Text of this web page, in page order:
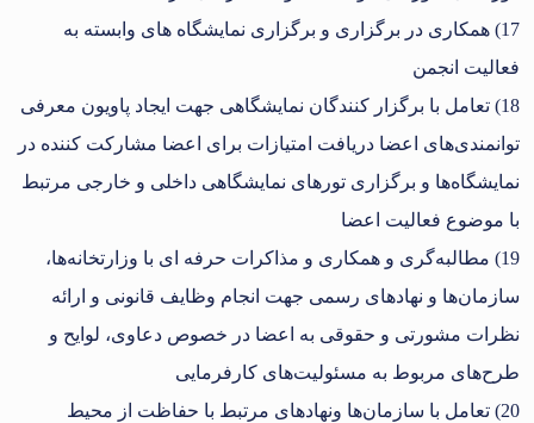
17) همکاری در برگزاری و برگزاری نمایشگاه های وابسته به
فعالیت انجمن
18) تعامل با برگزار کنندگان نمایشگاهی جهت ایجاد پاویون معرفی
توانمندی‌های اعضا دریافت امتیازات برای اعضا مشارکت کننده در
نمایشگاه‌ها و برگزاری تورهای نمایشگاهی داخلی و خارجی مرتبط
با موضوع فعالیت اعضا
19) مطالبه‌گری و همکاری و مذاکرات حرفه ای با وزارتخانه‌ها،
سازمان‌ها و نهادهای رسمی جهت انجام وظایف قانونی و ارائه
نظرات مشورتی و حقوقی به اعضا در خصوص دعاوی، لوایح و
طرح‌های مربوط به مسئولیت‌های کارفرمایی
20) تعامل با سازمان‌ها ونهادهای مرتبط با حفاظت از محیط